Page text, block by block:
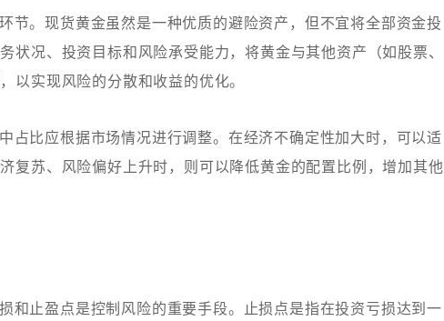
节。现货黄金虽然是一种优质的避险资产，但不宜将全部资金投
状况、投资目标和风险承受能力，将黄金与其他资产（如股票、
以实现风险的分散和收益的优化。
占比应根据市场情况进行调整。在经济不确定性加大时，可以适
复苏、风险偏好上升时，则可以降低黄金的配置比例，增加其他
和止盈点是控制风险的重要手段。止损点是指在投资亏损达到一